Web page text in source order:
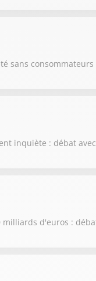
consommateurs
inquiète : débat
d'euros :